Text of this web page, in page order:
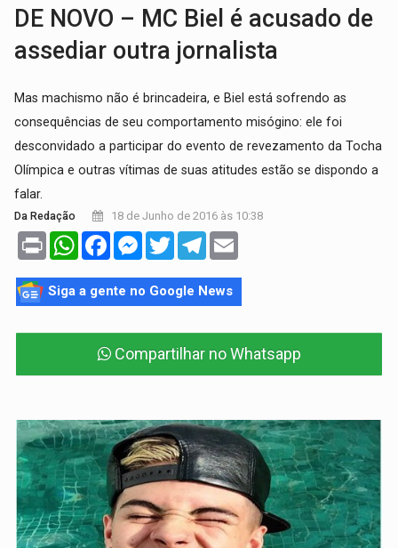
DE NOVO – MC Biel é acusado de
assediar outra jornalista
Mas machismo não é brincadeira, e Biel está sofrendo as
consequências de seu comportamento misógino: ele foi
desconvidado a participar do evento de revezamento da Tocha
Olímpica e outras vítimas de suas atitudes estão se dispondo a
falar.
Da Redação 18 de Junho de 2016 às 10:38
Print WhatsAppFacebookMessenger
TwitterTelegram
Siga a gente no Google News
Compartilhar no Whatsapp